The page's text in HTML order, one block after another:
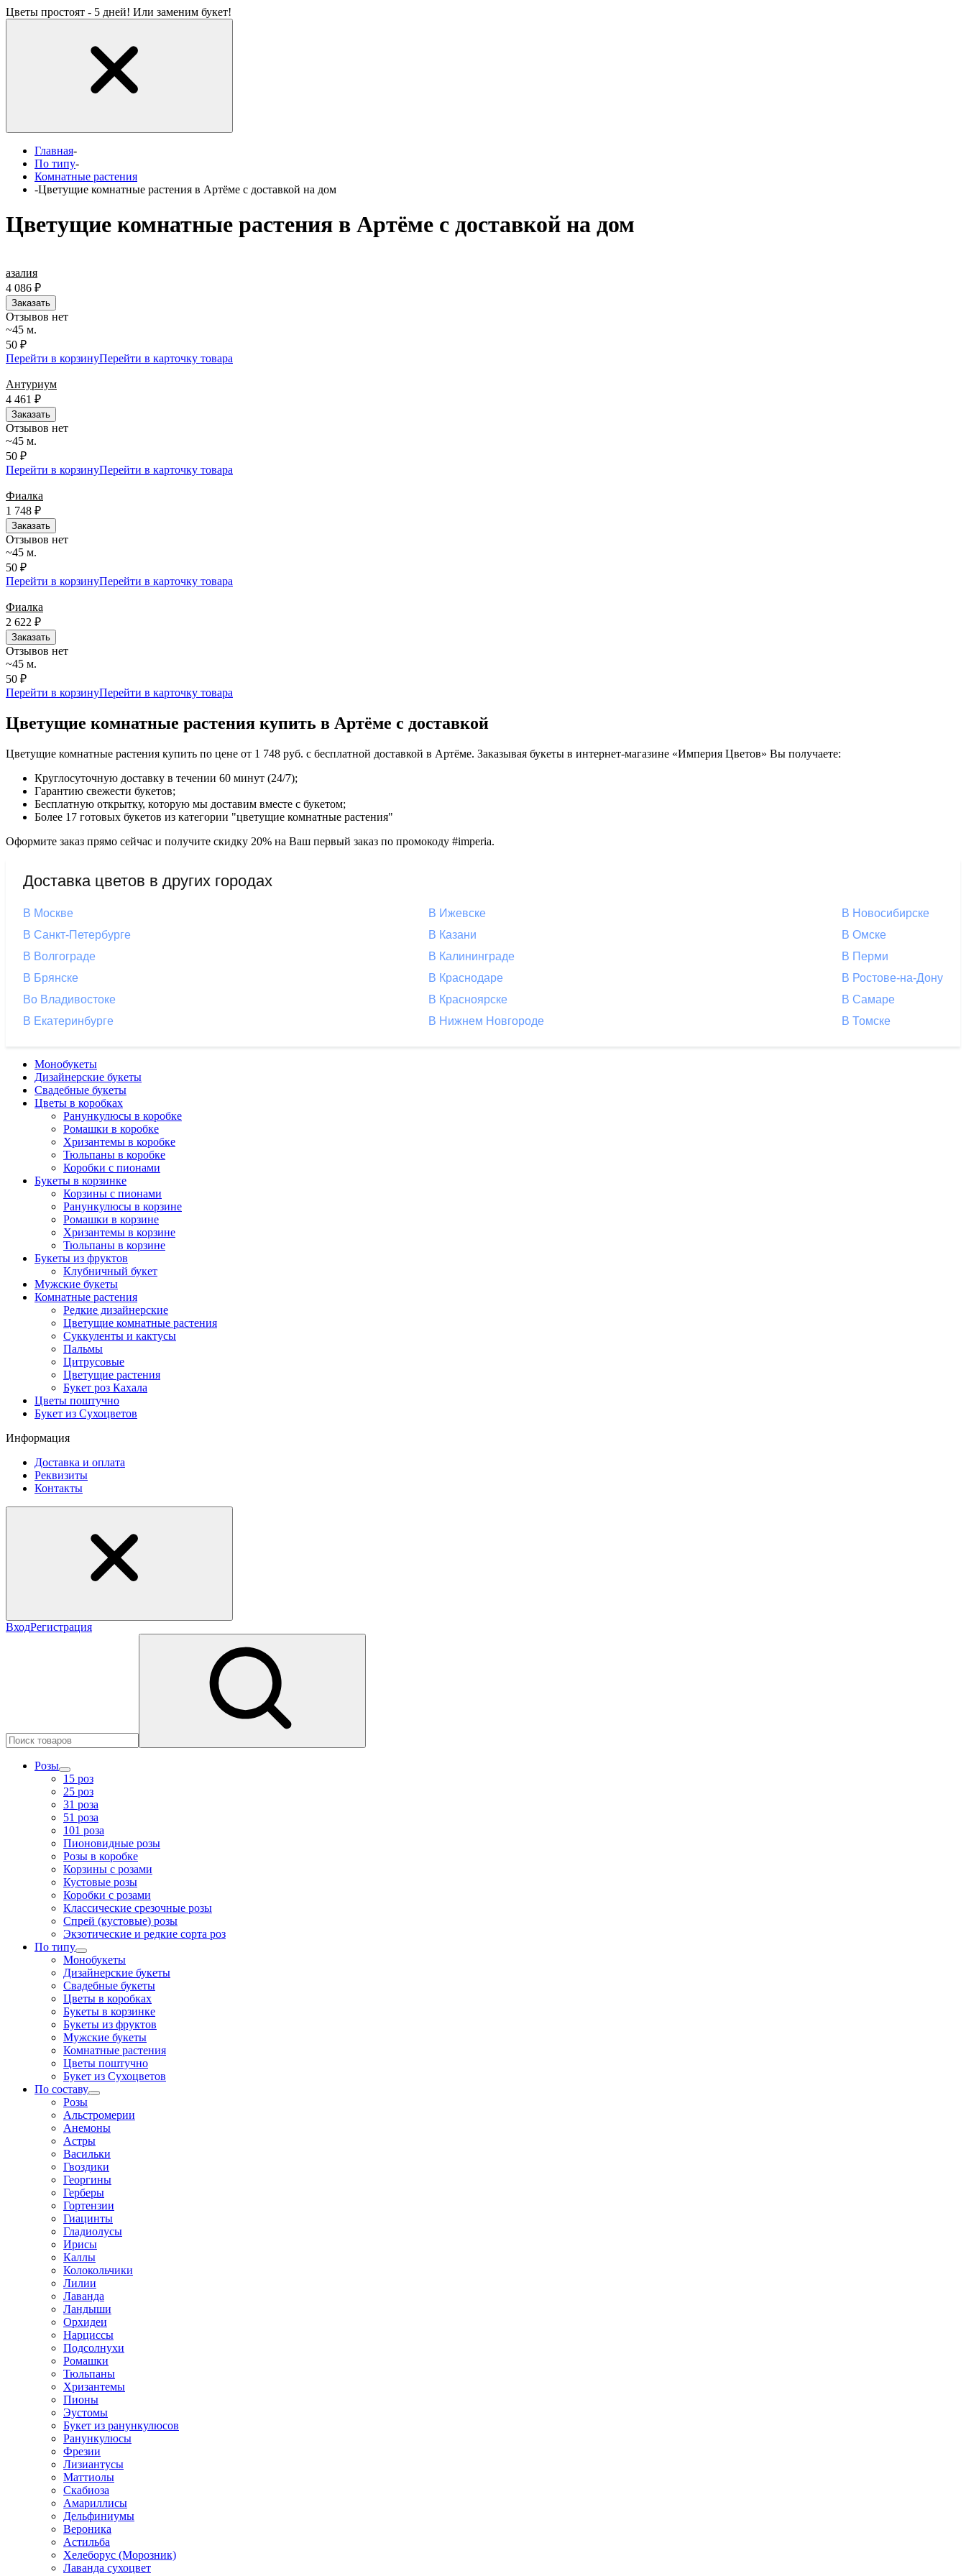
Цветы простоят - 5 дней! Или заменим букет!
Главная-
По типу-
Комнатные растения
-Цветущие комнатные растения в Артёме с доставкой на дом
Цветущие комнатные растения в Артёме с доставкой на дом
азалия
4 086 ₽
Заказать
Отзывов нет
~45 м.
50 ₽
Перейти в корзинуПерейти в карточку товара
Антуриум
4 461
₽
Заказать
Отзывов нет
~45 м.
50 ₽
Перейти в корзинуПерейти в карточку товара
Фиалка
1 748 ₽
Заказать
Отзывов нет
~45 м.
50 ₽
Перейти в корзинуПерейти в карточку товара
Фиалка
2 622 ₽
Заказать
Отзывов нет
~45 м.
50 ₽
Перейти в корзинуПерейти в карточку товара
Цветущие комнатные растения купить в Артёме с доставкой
Цветущие комнатные растения купить по цене от 1 748 руб. с бесплатной доставкой в Артёме. Заказывая букеты в интернет-магазине «Империя Цветов» Вы получаете:
Круглосуточную доставку в течении 60 минут (24/7);
Гарантию свежести букетов;
Бесплатную открытку, которую мы доставим вместе с букетом;
Более 17 готовых букетов из категории "цветущие комнатные растения"
Оформите заказ прямо сейчас и получите скидку 20% на Ваш первый заказ по промокоду #imperia.
Доставка цветов в других городах
В Москве
В Санкт-Петербурге
В Волгограде
В Брянске
Во Владивостоке
В Екатеринбурге
В Ижевске
В Казани
В Калининграде
В Краснодаре
В Красноярске
В Нижнем Новгороде
В Новосибирске
В Омске
В Перми
В Ростове-на-Дону
В Самаре
В Томске
Монобукеты
Дизайнерские букеты
Свадебные букеты
Цветы в коробках
Ранункулюсы в коробке
Ромашки в коробке
Хризантемы в коробке
Тюльпаны в коробке
Коробки с пионами
Букеты в корзинке
Корзины с пионами
Ранункулюсы в корзине
Ромашки в корзине
Хризантемы в корзине
Тюльпаны в корзине
Букеты из фруктов
Клубничный букет
Мужские букеты
Комнатные растения
Редкие дизайнерские
Цветущие комнатные растения
Суккуленты и кактусы
Пальмы
Цитрусовые
Цветущие растения
Букет роз Кахала
Цветы поштучно
Букет из Сухоцветов
Информация
Доставка и оплата
Реквизиты
Контакты
ВходРегистрация
Розы
15 роз
25 роз
31 роза
51 роза
101 роза
Пионовидные розы
Розы в коробке
Корзины с розами
Кустовые розы
Коробки с розами
Классические срезочные розы
Спрей (кустовые) розы
Экзотические и редкие сорта роз
По типу
Монобукеты
Дизайнерские букеты
Свадебные букеты
Цветы в коробках
Букеты в корзинке
Букеты из фруктов
Мужские букеты
Комнатные растения
Цветы поштучно
Букет из Сухоцветов
По составу
Розы
Альстромерии
Анемоны
Астры
Васильки
Гвоздики
Георгины
Герберы
Гортензии
Гиацинты
Гладиолусы
Ирисы
Каллы
Колокольчики
Лилии
Лаванда
Ландыши
Орхидеи
Нарциссы
Подсолнухи
Ромашки
Тюльпаны
Хризантемы
Пионы
Эустомы
Букет из ранункулюсов
Ранункулюсы
Фрезии
Лизиантусы
Маттиолы
Скабиоза
Амариллисы
Дельфиниумы
Вероника
Астильба
Хелеборус (Морозник)
Лаванда сухоцвет